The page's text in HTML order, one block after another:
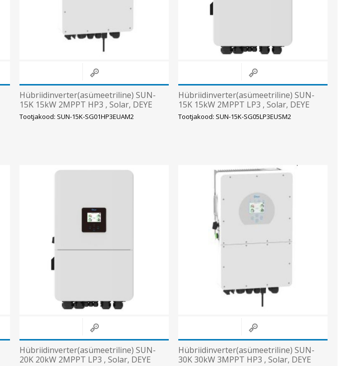
Hübriidinverter(asümeetriline) SUN-
15K 15kW 2MPPT HP3 , Solar, DEYE
Tootjakood: SUN-15K-SG01HP3EUAM2
Hübriidinverter(asümeetriline) SUN-
15K 15kW 2MPPT LP3 , Solar, DEYE
Tootjakood: SUN-15K-SG05LP3EUSM2
Hübriidinverter(asümeetriline) SUN-
20K 20kW 2MPPT LP3 , Solar, DEYE
Hübriidinverter(asümeetriline) SUN-
30K 30kW 3MPPT HP3 , Solar, DEYE